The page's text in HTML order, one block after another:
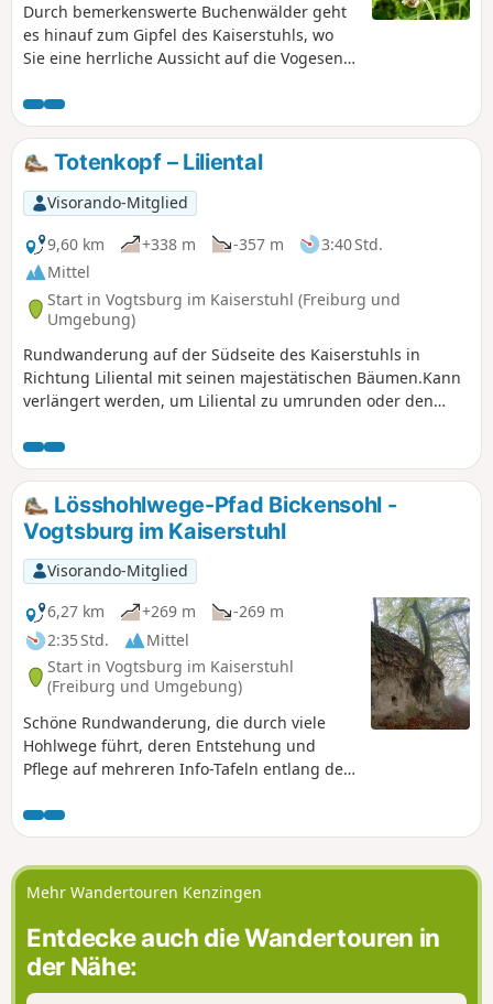
Durch bemerkenswerte Buchenwälder geht
es hinauf zum Gipfel des Kaiserstuhls, wo
Sie eine herrliche Aussicht auf die Vogesen
hier aus geht es wieder hinunter zum
Lenzenberg und durch die Weinberge zum
bemerkenswerten Arboretum von Liliental.
Totenkopf – Liliental
Visorando-Mitglied
9,60 km
+338 m -357 m
3:40 Std.
Mittel
Start in Vogtsburg im Kaiserstuhl (Freiburg und
Umgebung)
Rundwanderung auf der Südseite des Kaiserstuhls in
Richtung Liliental mit seinen majestätischen Bäumen.Kann
verlängert werden, um Liliental zu umrunden oder den
besteigen.Die Rundwanderung führt abwechselnd durch
Weinberge, zu Aussichtspunkten, durch Wälder und über
die Weiden von Liliental.
Lösshohlwege-Pfad Bickensohl -
Vogtsburg im Kaiserstuhl
Visorando-Mitglied
6,27 km
+269 m
-269 m
2:35 Std.
Mittel
Start in Vogtsburg im Kaiserstuhl
(Freiburg und Umgebung)
Schöne Rundwanderung, die durch viele
Hohlwege führt, deren Entstehung und
Pflege auf mehreren Info-Tafeln entlang des
mitten durch die Weinberge und bei
schönem Wetter kann man tolle Aussichten
genieβen.
Mehr Wandertouren Kenzingen
Entdecke auch die Wandertouren in
der Nähe: